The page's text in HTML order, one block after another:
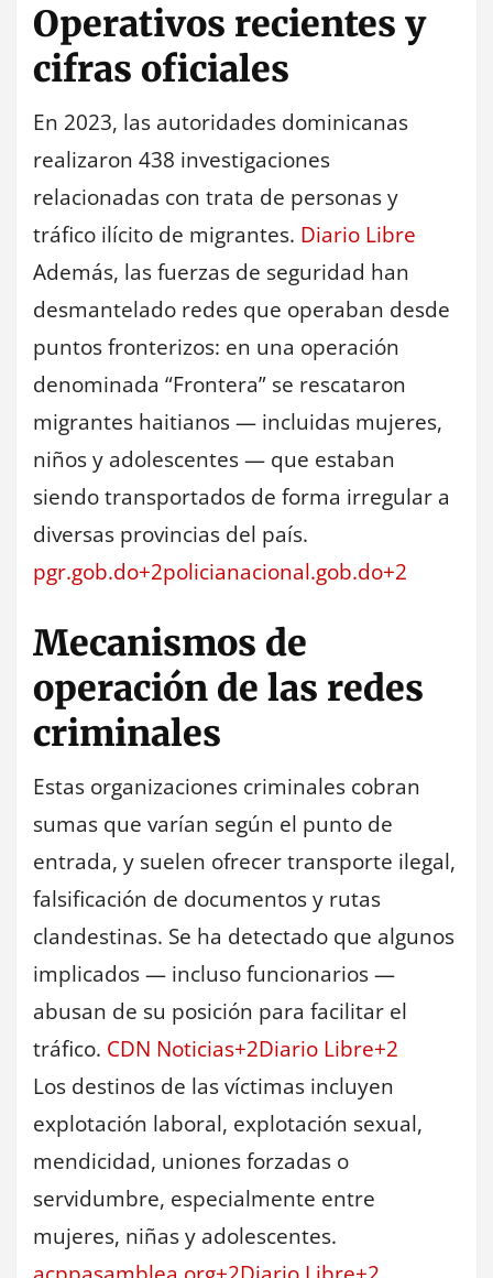
Operativos recientes y
cifras oficiales
En 2023, las autoridades dominicanas
realizaron 438 investigaciones
relacionadas con trata de personas y
tráfico ilícito de migrantes. Diario Libre
Además, las fuerzas de seguridad han
desmantelado redes que operaban desde
puntos fronterizos: en una operación
denominada “Frontera” se rescataron
migrantes haitianos — incluidas mujeres,
niños y adolescentes — que estaban
siendo transportados de forma irregular a
diversas provincias del país.
pgr.gob.do+2policianacional.gob.do+2
Mecanismos de
operación de las redes
criminales
Estas organizaciones criminales cobran
sumas que varían según el punto de
entrada, y suelen ofrecer transporte ilegal,
falsificación de documentos y rutas
clandestinas. Se ha detectado que algunos
implicados — incluso funcionarios —
abusan de su posición para facilitar el
tráfico. CDN Noticias+2Diario Libre+2
Los destinos de las víctimas incluyen
explotación laboral, explotación sexual,
mendicidad, uniones forzadas o
servidumbre, especialmente entre
mujeres, niñas y adolescentes.